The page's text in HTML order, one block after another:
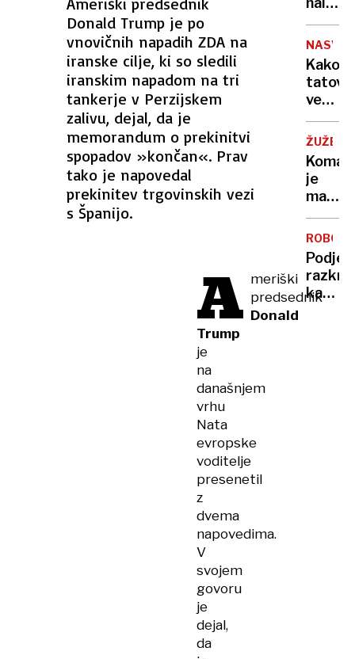
Donald Trump je po
vnovičnih napadih ZDA na
iranske cilje, ki so sledili
iranskim napadom na tri
tankerje v Perzijskem
zalivu, dejal, da je
memorandum o prekinitvi
spopadov »končan«. Prav
tako je napovedal
prekinitev trgovinskih vezi
s Španijo.
A meriški
predsednik
Donald
Trump
je
na
današnjem
vrhu
Nata
evropske
voditelje
presenetil
z
dvema
napovedima.
V
svojem
govoru
je
dejal,
da
bivših"
v
vsaj
Kako
tatovi
vedo,
da
vas
ni
doma?
za
pred
je
manj
kot
– in
to ni
dobra
novica
ROBOTI
kako